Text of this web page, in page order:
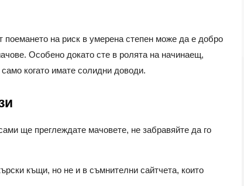
поемането на риск в умерена степен може да е добро
Особено докато сте в ролята на начинаещ,
когато имате солидни доводи.
ще преглеждате мачовете, не забравяйте да го
къщи, но не и в съмнителни сайтчета, които